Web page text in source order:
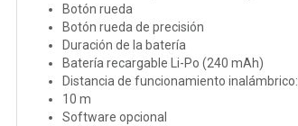
Botón rueda
Botón rueda de precisión
Duración de la batería
Batería recargable Li-Po (240 mAh)
Distancia de funcionamiento inalámbrico:
10 m
Software opcional